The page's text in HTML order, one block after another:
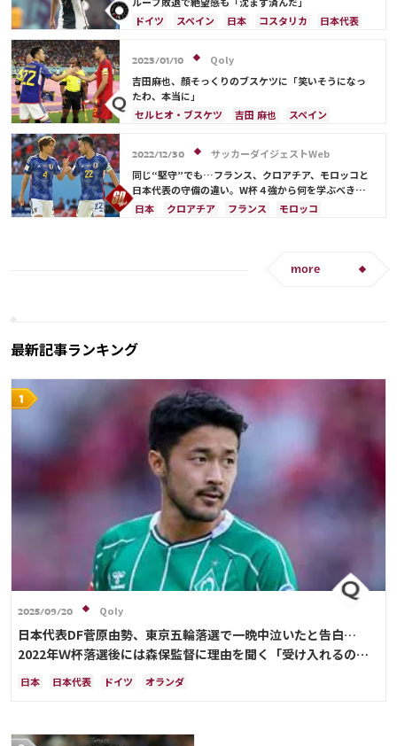
ドイツ
スペイン 日本 コスタリカ 日本代表
2023/01/10
Qoly
吉田麻也、顔そっくりのブスケツに「笑いそうになっ
たわ、本当に」
セルヒオ・ブスケツ
吉田 麻也
スペイン
2022/12/30
サッカーダイジェストWeb
同じ“堅守”でも…フランス、クロアチア、モロッコと
日本代表の守備の違い。W杯４強から何を学ぶべき
か？【小宮良之の日本サッカー兵法書】
日本 クロアチア フランス
モロッコ
more
最新記事ランキング
2025/09/20 Qoly
日本代表DF菅原由勢、東京五輪落選で一晩中泣いたと告白…
2022年Ｗ杯落選後には森保監督に理由を聞く「受け入れるのは
日本 日本代表 ドイツ オランダ